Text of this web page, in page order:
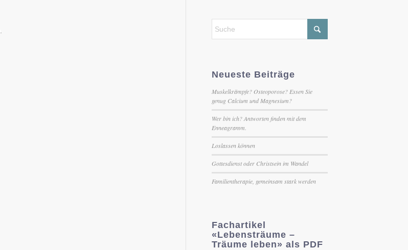
Neueste Beiträge
Muskelkrämpfe? Osteoporose? Essen Sie
genug Calcium und Magnesium?
Wer bin ich? Antworten finden mit dem
Enneagramm.
Loslassen können
Gottesdienst oder Christsein im Wandel
Familientherapie, gemeinsam stark werden
Fachartikel
«Lebensträume –
Träume leben» als PDF